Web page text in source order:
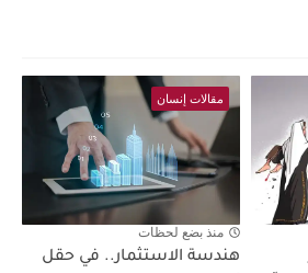
مقالات إنسان
منذ بضع لحظات
هندسة الاستثمار.. في حقل